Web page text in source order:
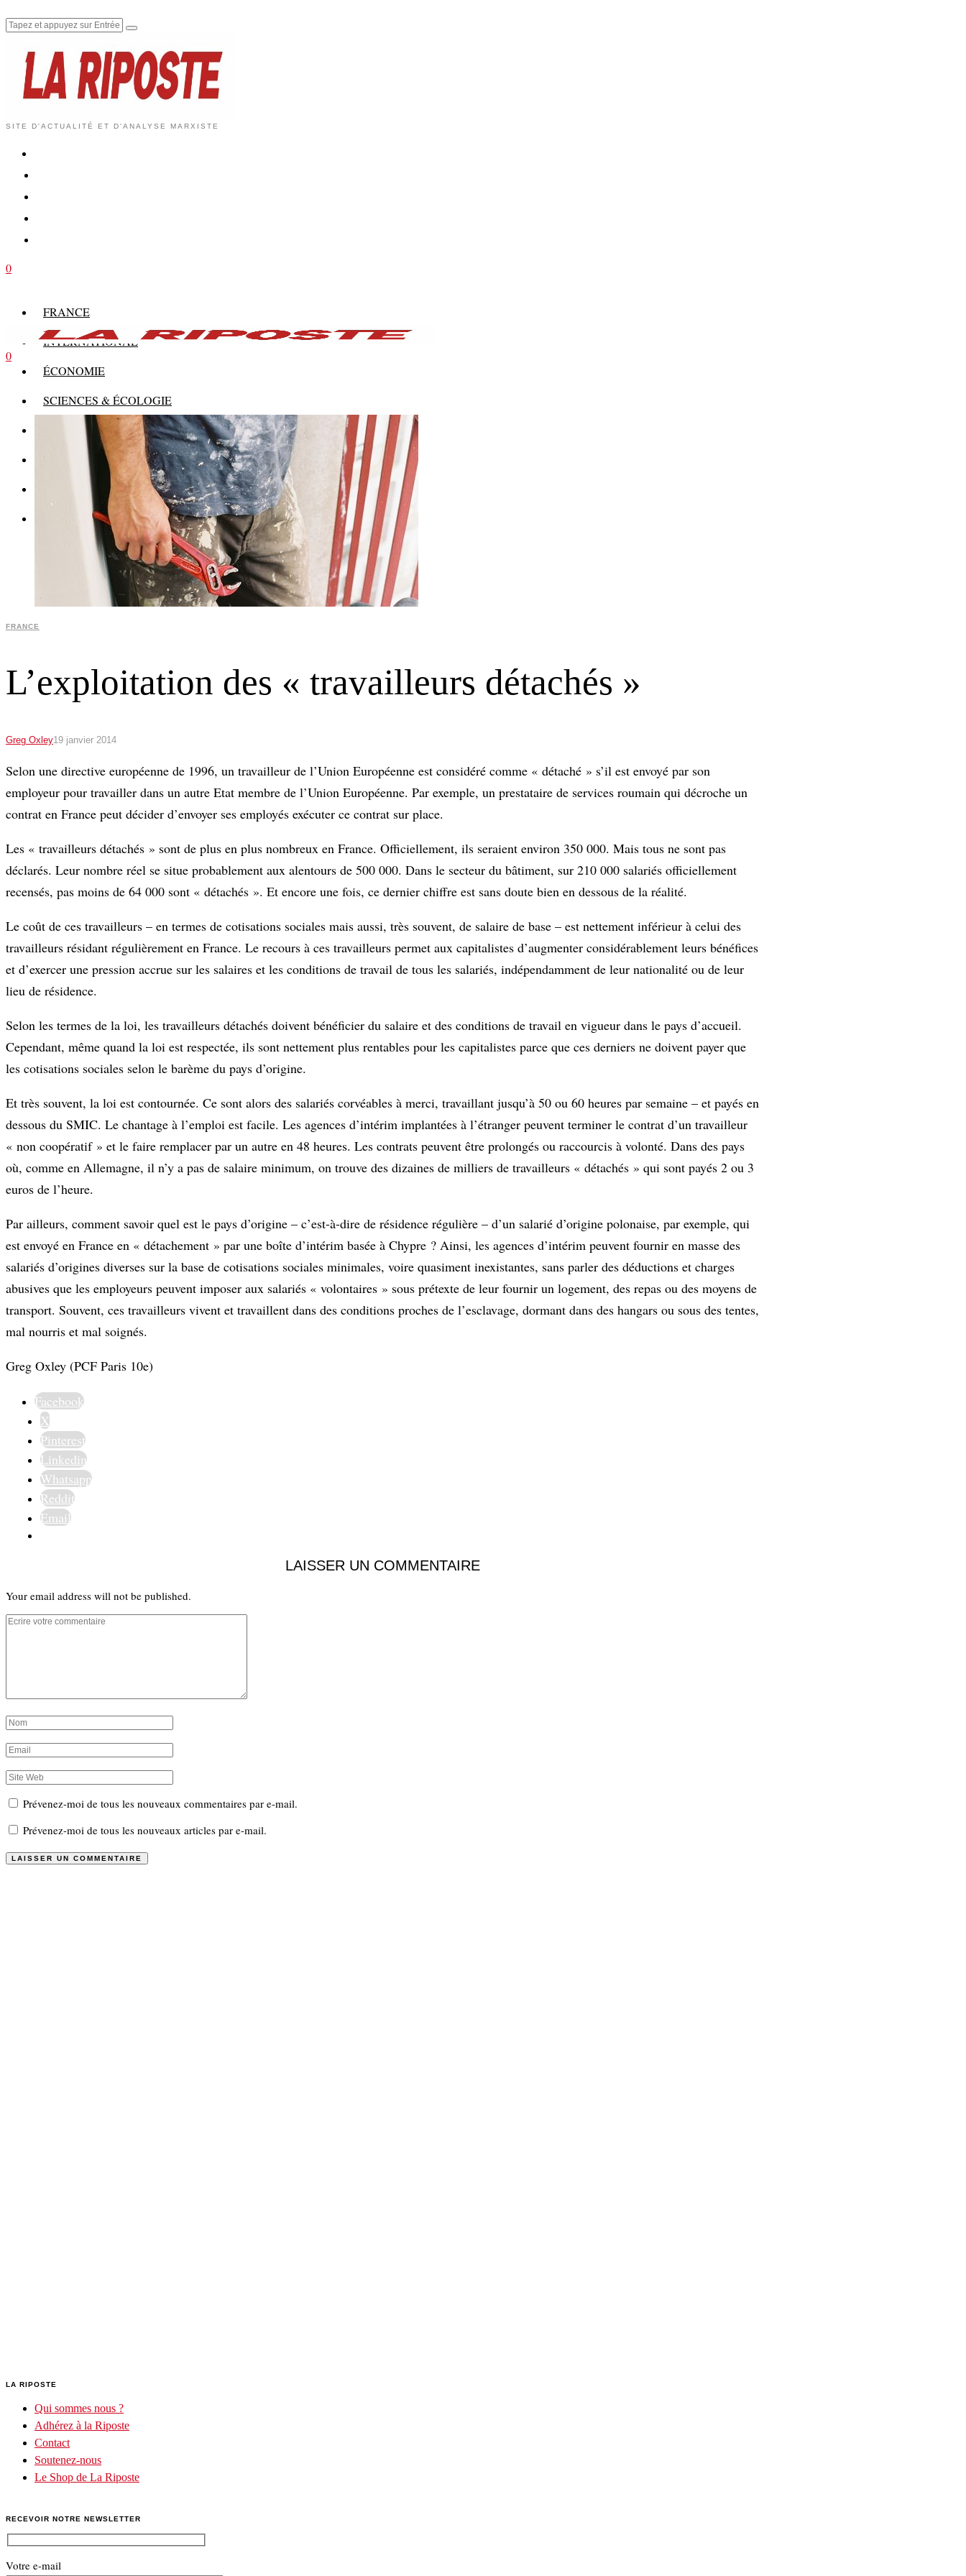
SITE D'ACTUALITÉ ET D'ANALYSE MARXISTE
0
FRANCE
INTERNATIONAL
ÉCONOMIE
SCIENCES & ÉCOLOGIE
HISTOIRE
THÉORIE
CULTURE
MULTIMÉDIAS
0
FRANCE
L’exploitation des « travailleurs détachés »
Greg Oxley19 janvier 2014
Selon une directive européenne de 1996, un travailleur de l’Union Européenne est considéré comme « détaché » s’il est envoyé par son
employeur pour travailler dans un autre Etat membre de l’Union Européenne. Par exemple, un prestataire de services roumain qui décroche un
contrat en France peut décider d’envoyer ses employés exécuter ce contrat sur place.
Les « travailleurs détachés » sont de plus en plus nombreux en France. Officiellement, ils seraient environ 350 000. Mais tous ne sont pas
déclarés. Leur nombre réel se situe probablement aux alentours de 500 000. Dans le secteur du bâtiment, sur 210 000 salariés officiellement
recensés, pas moins de 64 000 sont « détachés ». Et encore une fois, ce dernier chiffre est sans doute bien en dessous de la réalité.
Le coût de ces travailleurs – en termes de cotisations sociales mais aussi, très souvent, de salaire de base – est nettement inférieur à celui des
travailleurs résidant régulièrement en France. Le recours à ces travailleurs permet aux capitalistes d’augmenter considérablement leurs bénéfices
et d’exercer une pression accrue sur les salaires et les conditions de travail de tous les salariés, indépendamment de leur nationalité ou de leur
lieu de résidence.
Selon les termes de la loi, les travailleurs détachés doivent bénéficier du salaire et des conditions de travail en vigueur dans le pays d’accueil.
Cependant, même quand la loi est respectée, ils sont nettement plus rentables pour les capitalistes parce que ces derniers ne doivent payer que
les cotisations sociales selon le barème du pays d’origine.
Et très souvent, la loi est contournée. Ce sont alors des salariés corvéables à merci, travaillant jusqu’à 50 ou 60 heures par semaine – et payés en
dessous du SMIC. Le chantage à l’emploi est facile. Les agences d’intérim implantées à l’étranger peuvent terminer le contrat d’un travailleur
« non coopératif » et le faire remplacer par un autre en 48 heures. Les contrats peuvent être prolongés ou raccourcis à volonté. Dans des pays
où, comme en Allemagne, il n’y a pas de salaire minimum, on trouve des dizaines de milliers de travailleurs « détachés » qui sont payés 2 ou 3
euros de l’heure.
Par ailleurs, comment savoir quel est le pays d’origine – c’est-à-dire de résidence régulière – d’un salarié d’origine polonaise, par exemple, qui
est envoyé en France en « détachement » par une boîte d’intérim basée à Chypre ? Ainsi, les agences d’intérim peuvent fournir en masse des
salariés d’origines diverses sur la base de cotisations sociales minimales, voire quasiment inexistantes, sans parler des déductions et charges
abusives que les employeurs peuvent imposer aux salariés « volontaires » sous prétexte de leur fournir un logement, des repas ou des moyens de
transport. Souvent, ces travailleurs vivent et travaillent dans des conditions proches de l’esclavage, dormant dans des hangars ou sous des tentes,
mal nourris et mal soignés.
Greg Oxley (PCF Paris 10e)
Facebook
X
Pinterest
Linkedin
Whatsapp
Reddit
Email
LAISSER UN COMMENTAIRE
Your email address will not be published.
Prévenez-moi de tous les nouveaux commentaires par e-mail.
Prévenez-moi de tous les nouveaux articles par e-mail.
LA RIPOSTE
Qui sommes nous ?
Adhérez à la Riposte
Contact
Soutenez-nous
Le Shop de La Riposte
RECEVOIR NOTRE NEWSLETTER
Votre e-mail